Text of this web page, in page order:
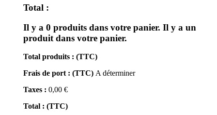
Total :
Il y a 0 produits dans votre panier. Il y a un
produit dans votre panier.
Total produits : (TTC)
Frais de port : (TTC) A déterminer
Taxes : 0,00 €
Total : (TTC)